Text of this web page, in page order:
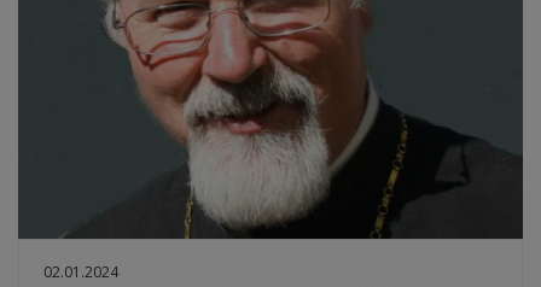
02.01.2024